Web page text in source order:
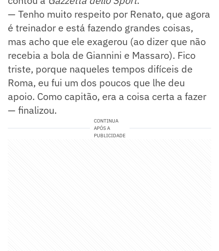
— Tenho muito respeito por Renato, que agora
é treinador e está fazendo grandes coisas,
mas acho que ele exagerou (ao dizer que não
recebia a bola de Giannini e Massaro). Fico
triste, porque naqueles tempos difíceis de
Roma, eu fui um dos poucos que lhe deu
apoio. Como capitão, era a coisa certa a fazer
— finalizou.
CONTINUA
APÓS A
PUBLICIDADE